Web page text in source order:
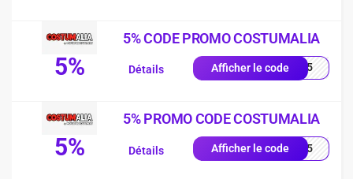
5%
5% CODE PROMO COSTUMALIA
Afficher le codeTTT5
Détails
5%
5% PROMO CODE COSTUMALIA
Afficher le codeRTT5
Détails